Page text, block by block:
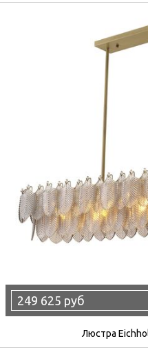
249 625 руб
Люстра